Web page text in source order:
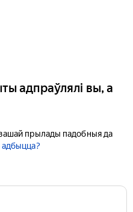
адпраўлялі вы, а
прылады падобныя да
адбыцца?